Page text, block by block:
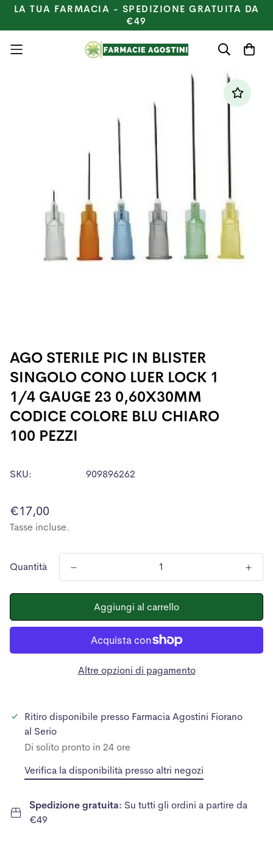
LA TUA FARMACIA - SPEDIZIONE GRATUITA DA
€49
AGO STERILE PIC IN BLISTER
SINGOLO CONO LUER LOCK 1
1/4 GAUGE 23 0,60X30MM
CODICE COLORE BLU CHIARO
100 PEZZI
SKU: 909896262
Prezzo
normale
€17,00
Tasse incluse.
Quantità
Aggiungi al carrello
Altre opzioni di pagamento
Ritiro disponibile presso Farmacia Agostini Fiorano
al Serio
Di solito pronto in 24 ore
Verifica la disponibilità presso altri negozi
Spedizione gratuita: Su tutti gli ordini a partire da
€49